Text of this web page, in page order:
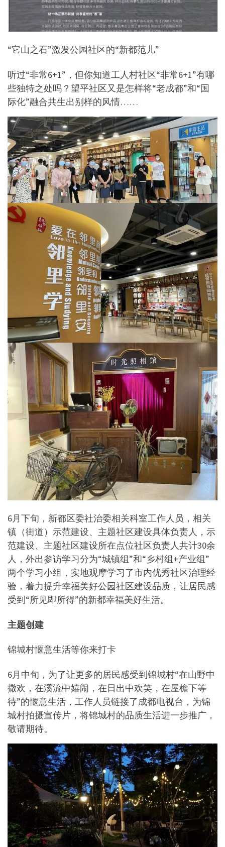
“它山之石”激发公园社区的“新都范儿”
听过“非常6+1”，但你知道工人村社区“非常6+1”有哪
些独特之处吗？望平社区又是怎样将“老成都”和“国
际化”融合共生出别样的风情……
6月下旬，新都区委社治委相关科室工作人员，相关
镇（街道）示范建设、主题社区建设具体负责人，示
范建设、主题社区建设所在点位社区负责人共计30余
人，外出参访学习分为“城镇组”和“乡村组+产业组”
两个学习小组，实地观摩学习了市内优秀社区治理经
验，着力提升幸福美好公园社区建设品质，让居民感
受到“所见即所得”的新都幸福美好生活。
主题创建
锦城村惬意生活等你来打卡
6月中旬，为了让更多的居民感受到锦城村“在山野中
撒欢，在溪流中嬉闹，在日出中欢笑，在屋檐下等
待”的惬意生活，工作人员链接了成都电视台，为锦
城村拍摄宣传片，将锦城村的品质生活进一步推广，
敬请期待。